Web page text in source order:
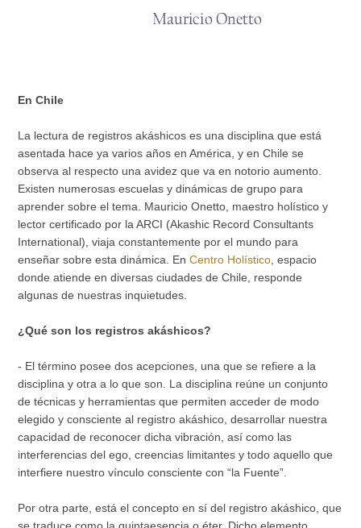
En Chile
La lectura de registros akáshicos es una disciplina que está
asentada hace ya varios años en América, y en Chile se
observa al respecto una avidez que va en notorio aumento.
Existen numerosas escuelas y dinámicas de grupo para
aprender sobre el tema. Mauricio Onetto, maestro holístico y
lector certificado por la ARCI (Akashic Record Consultants
International), viaja constantemente por el mundo para
enseñar sobre esta dinámica. EnCentro Holístico , espacio
donde atiende en diversas ciudades de Chile, responde
algunas de nuestras inquietudes.
¿Qué son los registros akáshicos?
- El término posee dos acepciones, una que se refiere a la
disciplina y otra a lo que son. La disciplina reúne un conjunto
de técnicas y herramientas que permiten acceder de modo
elegido y consciente al registro akáshico, desarrollar nuestra
capacidad de reconocer dicha vibración, así como las
interferencias del ego, creencias limitantes y todo aquello que
interfiere nuestro vínculo consciente con “la Fuente”.
Por otra parte, está el concepto en sí del registro akáshico, que